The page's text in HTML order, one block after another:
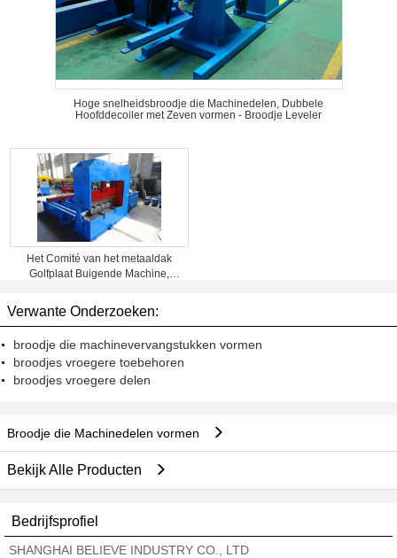
Hoge snelheidsbroodje die Machinedelen, Dubbele
Hoofddecoiler met Zeven vormen - Broodje Leveler
Het Comité van het metaaldak
Golfplaat Buigende Machine,
Verwante Onderzoeken:
broodje die machinevervangstukken vormen
broodjes vroegere toebehoren
broodjes vroegere delen
Broodje die Machinedelen vormen
Bekijk Alle Producten
Bedrijfsprofiel
SHANGHAI BELIEVE INDUSTRY CO., LTD